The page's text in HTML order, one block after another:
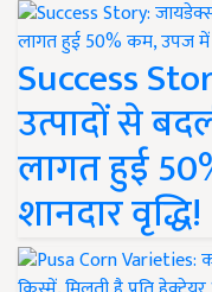
Success
उत्पादों से
लागत हुई
शानदार वृद्धि!